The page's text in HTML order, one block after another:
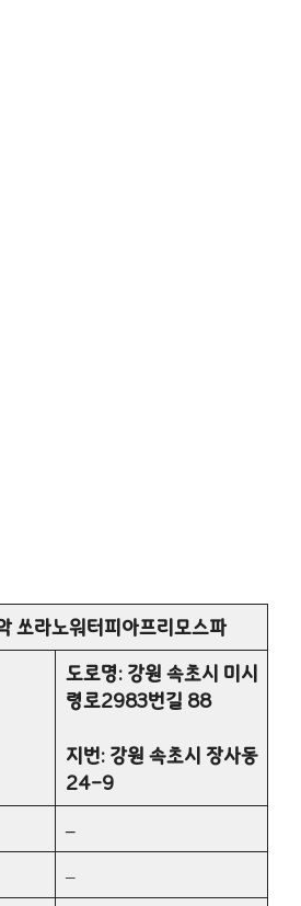
쏘라노워터피아프리모스파
도로명: 강원 속초시 미시
령로2983번길 88
지번: 강원 속초시 장사동
24-9
–
–